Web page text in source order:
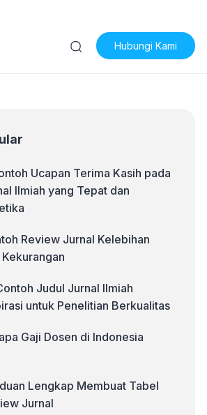
Hubungi Kami
Ucapan Terima Kasih pada
Ilmiah yang Tepat dan
Review Jurnal Kelebihan
Kekurangan
Judul Jurnal Ilmiah
untuk Penelitian Berkualitas
Gaji Dosen di Indonesia
Lengkap Membuat Tabel
Jurnal